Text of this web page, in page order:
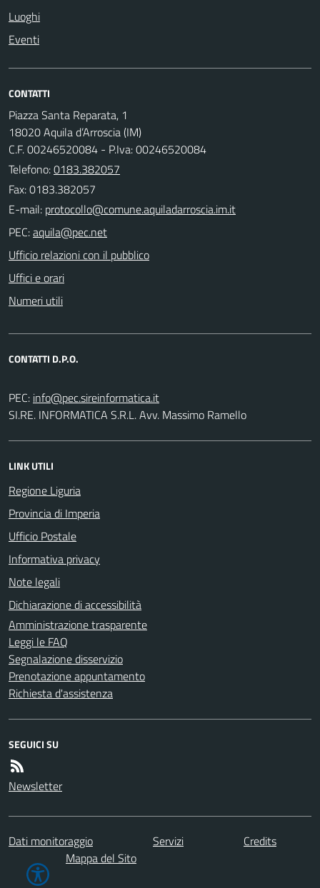
Luoghi
Eventi
CONTATTI
Piazza Santa Reparata, 1
18020 Aquila d’Arroscia (IM)
C.F. 00246520084 - P.Iva: 00246520084
Telefono:0183.382057
Fax: 0183.382057
E-mail:
PEC:
Ufficio relazioni con il pubblico
Uffici e orari
Numeri utili
CONTATTI D.P.O.
PEC:
SI.RE. INFORMATICA S.R.L. Avv. Massimo Ramello
LINK UTILI
Regione Liguria
Provincia di Imperia
Ufficio Postale
Informativa privacy
Note legali
Dichiarazione di accessibilità
Amministrazione trasparente
Leggi le FAQ
Segnalazione disservizio
Prenotazione appuntamento
Richiesta d'assistenza
SEGUICI SU
Newsletter
Dati monitoraggio Servizi
Credits
Mappa del Sito